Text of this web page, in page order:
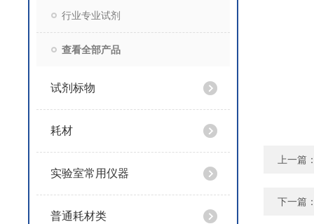
行业专业试剂
查看全部产品
试剂标物
耗材
实验室常用仪器
普通耗材类
上一篇
下一篇